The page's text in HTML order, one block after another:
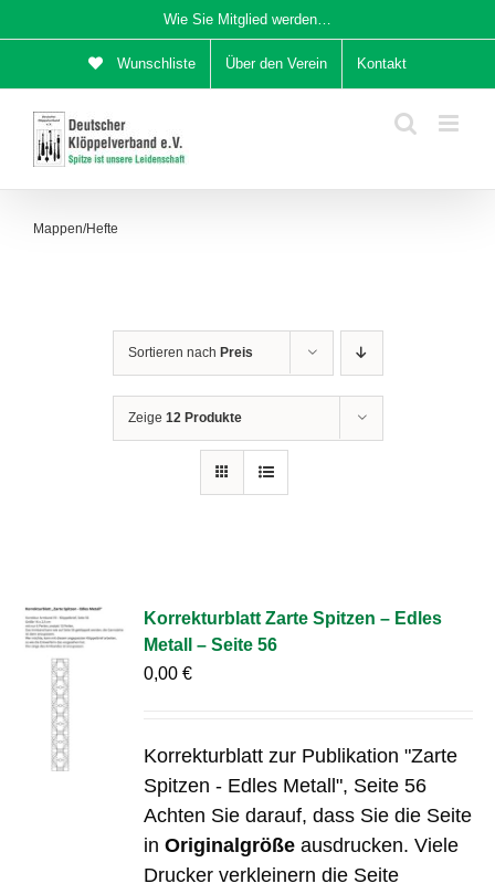
Inhalt
Wie Sie Mitglied werden…
Wunschliste Über den Verein Kontakt
Mappen/Hefte
Sortieren nach Preis
Zeige 12 Produkte
Korrekturblatt Zarte Spitzen – Edles
Metall – Seite 56
0,00€
Korrekturblatt zur Publikation "Zarte
Spitzen - Edles Metall", Seite 56
Achten Sie darauf, dass Sie die Seite
inOriginalgröße ausdrucken. Viele
Drucker verkleinern die Seite